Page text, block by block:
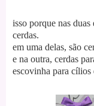
isso porque nas
cerdas.
em uma delas, são
e na outra, cerdas
escovinha para cílios